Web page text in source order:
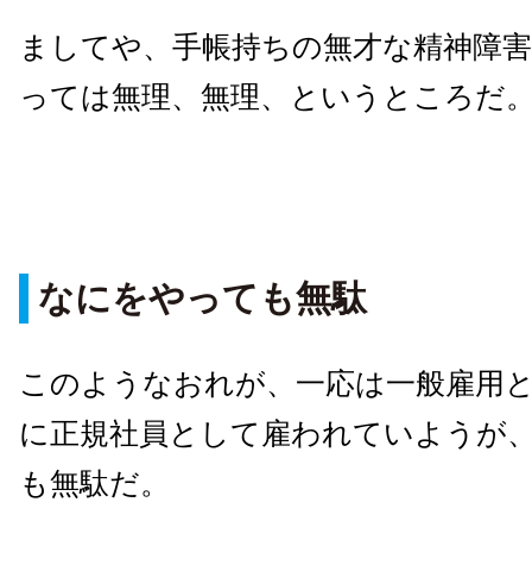
ましてや、手帳持ちの無才な精神障
っては無理、無理、というところだ
なにをやっても無駄
このようなおれが、一応は一般雇用
に正規社員として雇われていようが
も無駄だ。